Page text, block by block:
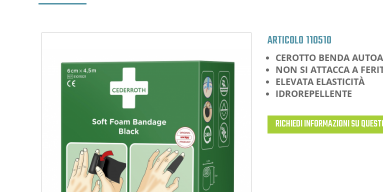
ARTICOLO 110510
CEROTTO BENDA
NON SI ATTACCA A
ELEVATA ELASTICITÀ
IDROREPELLENTE
RICHIEDI INFORMAZIONI SU